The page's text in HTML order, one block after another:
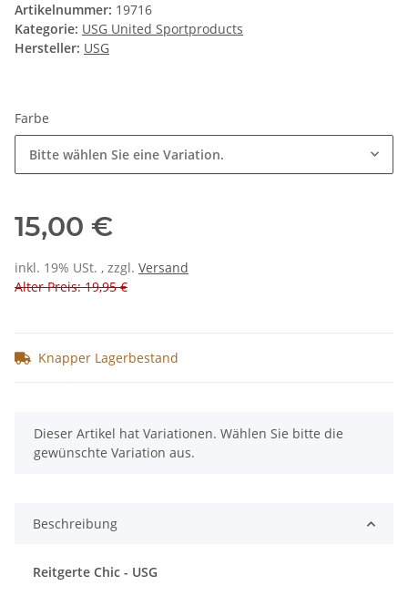
Artikelnummer: 19716
Kategorie: USG United Sportproducts
Hersteller: USG
Farbe
Bitte wählen Sie eine Variation.
15,00 €
inkl. 19% USt. , zzgl. Versand
Alter Preis: 19,95 €
Knapper Lagerbestand
x
Dieser Artikel hat Variationen. Wählen Sie bitte die
gewünschte Variation aus.
Beschreibung
Reitgerte Chic - USG